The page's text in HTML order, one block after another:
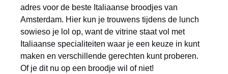
adres voor de beste Italiaanse broodjes van
Amsterdam. Hier kun je trouwens tijdens de lunch
sowieso je lol op, want de vitrine staat vol met
Italiaanse specialiteiten waar je een keuze in kunt
maken en verschillende gerechten kunt proberen.
Of je dit nu op een broodje wil of niet!